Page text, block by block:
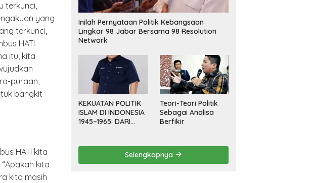
terkunci,
yang
terkunci,
HATI
itu, kita
puraan,
bangkit
HATI kita
kita
kita masih
Inilah Pernyataan Politik Kebangsaan
Lingkar 98 Jabar Bersama 98 Resolution
Network
KEKUATAN POLITIK
ISLAM DI INDONESIA
1945–1965: DARI
TERPIMPIN
Teori-Teori Politik
Sebagai Analisa
Berfikir
Selengkapnya